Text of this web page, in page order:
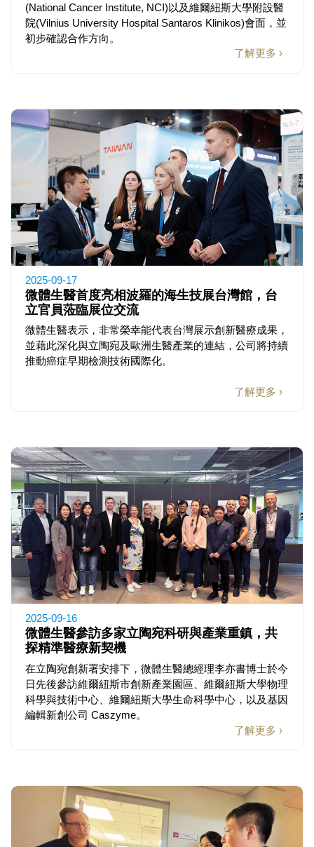
(National Cancer Institute, NCI)以及維爾紐斯大學附設醫
院(Vilnius University Hospital Santaros Klinikos)會面，並
初步確認合作方向。
了解更多 ›
2025-09-17
微體生醫首度亮相波羅的海生技展台灣館，台
立官員蒞臨展位交流
微體生醫表示，非常榮幸能代表台灣展示創新醫療成果，
並藉此深化與立陶宛及歐洲生醫產業的連結，公司將持續
推動癌症早期檢測技術國際化。
了解更多 ›
2025-09-16
微體生醫參訪多家立陶宛科研與產業重鎮，共
探精準醫療新契機
在立陶宛創新署安排下，微體生醫總經理李亦書博士於今
日先後參訪維爾紐斯市創新產業園區、維爾紐斯大學物理
科學與技術中心、維爾紐斯大學生命科學中心，以及基因
編輯新創公司 Caszyme。
了解更多 ›